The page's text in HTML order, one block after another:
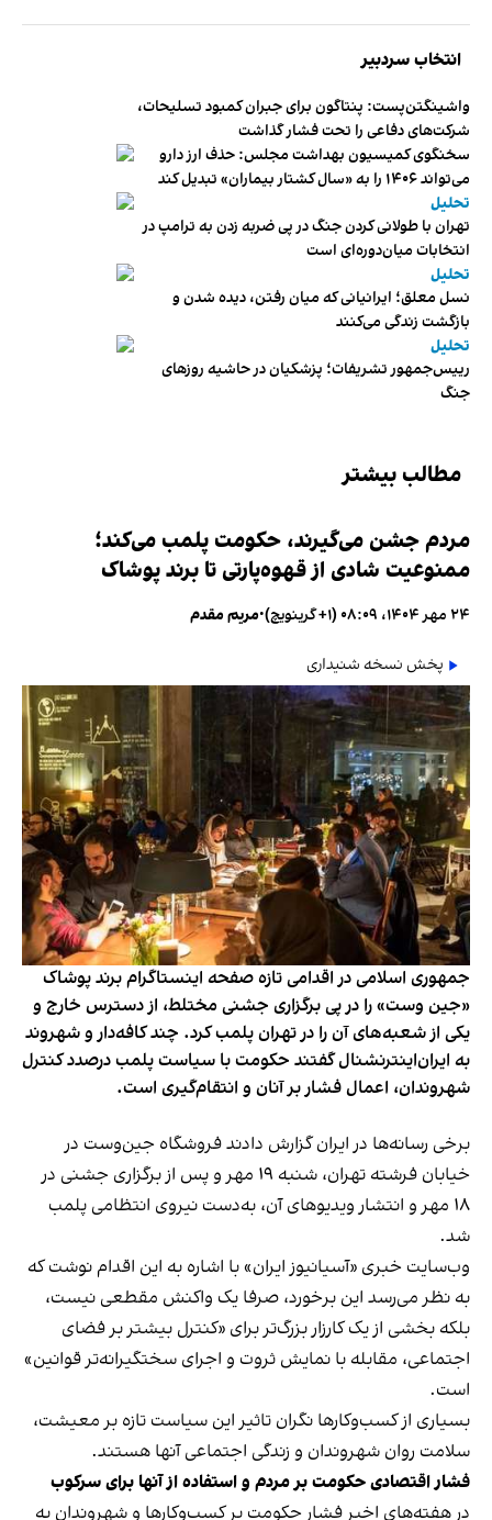
انتخاب سردبیر
واشینگتن‌پست: پنتاگون برای جبران کمبود تسلیحات،
شرکت‌های دفاعی را تحت فشار گذاشت
سخنگوی کمیسیون بهداشت مجلس: حذف ارز دارو
می‌تواند ۱۴۰۶ را به «سال کشتار بیماران» تبدیل کند
تحلیل
تهران با طولانی کردن جنگ در پی ضربه زدن به ترامپ در
انتخابات میان‌دوره‌ای است
تحلیل
نسل معلق؛ ایرانیانی که میان رفتن، دیده شدن و
بازگشت زندگی می‌کنند
تحلیل
رییس‌جمهور تشریفات؛ پزشکیان در حاشیه روزهای
جنگ
مطالب بیشتر
مردم جشن می‌گیرند، حکومت پلمب می‌کند؛
ممنوعیت شادی از قهوه‌پارتی تا برند پوشاک
۲۴ مهر ۱۴۰۴، ۰۸:۰۹ (‎+۱ گرینویچ) •مریم مقدم
پخش نسخه شنیداری
جمهوری اسلامی در اقدامی تازه صفحه اینستاگرام برند پوشاک
«جین وست» را در پی برگزاری جشنی مختلط، از دسترس خارج و
یکی از شعبه‌های آن را در تهران پلمب کرد. چند کافه‌‌دار و شهروند
به ایران‌اینترنشنال گفتند حکومت با سیاست پلمب درصدد کنترل
شهروندان، اعمال فشار بر آنان و انتقام‌گیری است.
برخی رسانه‌ها در ایران گزارش دادند فروشگاه جین‌وست در
خیابان فرشته تهران، شنبه ۱۹ مهر و پس از برگزاری جشنی در
۱۸ مهر و انتشار ویدیوهای آن، به‌دست نیروی انتظامی پلمب
شد.
وب‌سایت خبری «آسیانیوز ایران» با اشاره به این اقدام نوشت که
به نظر می‌رسد این برخورد، صرفا یک واکنش مقطعی نیست،
بلکه بخشی از یک کارزار بزرگ‌تر برای «کنترل بیشتر بر فضای
اجتماعی، مقابله با نمایش ثروت و اجرای سختگیرانه‌تر قوانین»
است.
بسیاری از کسب‌وکارها نگران تاثیر این سیاست‌ تازه بر معیشت،
سلامت روان شهروندان و زندگی اجتماعی آنها هستند.
فشار اقتصادی حکومت بر مردم و استفاده از آنها برای سرکوب
در هفته‌های اخیر فشار حکومت بر کسب‌وکارها و شهروندان به